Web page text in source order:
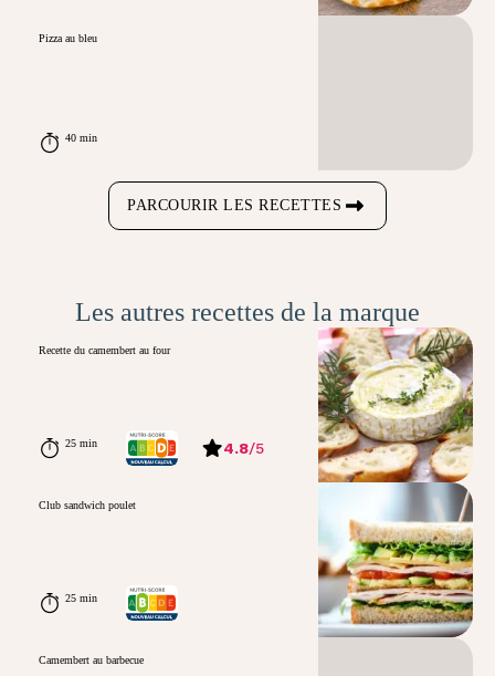
Pizza au bleu
40 min
PARCOURIR LES RECETTES
Les autres recettes de la marque
Recette du camembert au four
25 min 4.8/5
Club sandwich poulet
25 min
Camembert au barbecue